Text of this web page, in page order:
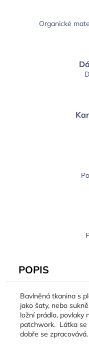
Organické
POPIS
Bavlněná tkanina s
jako šaty, nebo
ložní prádlo, povlaky
patchwork. Látka se
dobře se zpracovává.